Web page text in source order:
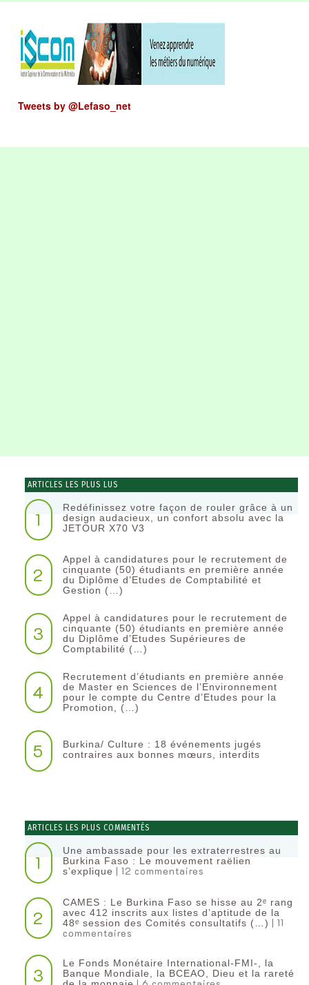
Tweets by @Lefaso_net
ARTICLES LES PLUS LUS
1
Redéfinissez votre façon de rouler grâce à un
design audacieux, un confort absolu avec la
JETOUR X70 V3
2
Appel à candidatures pour le recrutement de
cinquante (50) étudiants en première année
du Diplôme d’Etudes de Comptabilité et
Gestion (…)
3
Appel à candidatures pour le recrutement de
cinquante (50) étudiants en première année
du Diplôme d’Etudes Supérieures de
Comptabilité (…)
4
Recrutement d’étudiants en première année
de Master en Sciences de l’Environnement
pour le compte du Centre d’Etudes pour la
Promotion, (…)
5
Burkina/ Culture : 18 événements jugés
contraires aux bonnes mœurs, interdits
ARTICLES LES PLUS COMMENTÉS
1
Une ambassade pour les extraterrestres au
Burkina Faso : Le mouvement raëlien
s’explique | 12 commentaires
2
CAMES : Le Burkina Faso se hisse au 2ᵉ rang
avec 412 inscrits aux listes d’aptitude de la
48ᵉ session des Comités consultatifs (…) | 11
commentaires
3
Le Fonds Monétaire International-FMI-, la
Banque Mondiale, la BCEAO, Dieu et la rareté